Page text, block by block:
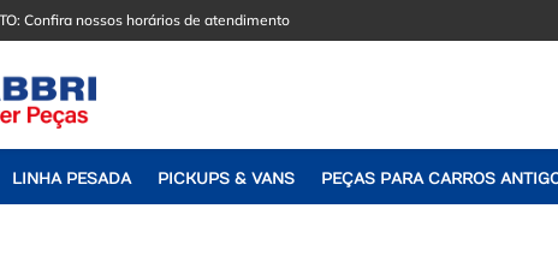
Confira nossos horários de atendimento
LINHA PESADA PICKUPS & VANS PEÇAS PARA CARROS